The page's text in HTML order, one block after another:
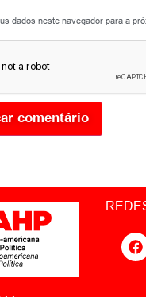
dados neste navegador para a